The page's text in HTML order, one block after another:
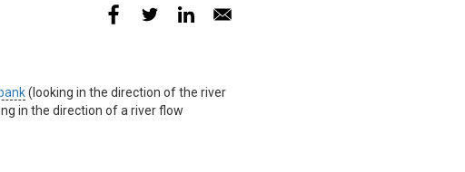
bank(looking in the direction of the river
in the direction of a river flow